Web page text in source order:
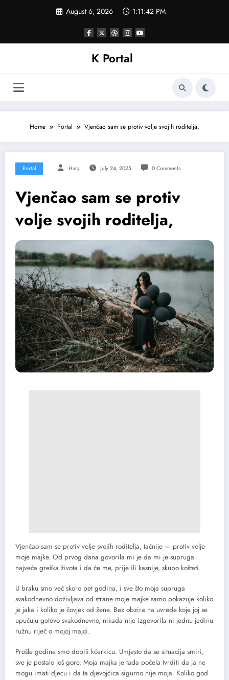
August 6, 2026 1:11:45 PM
K Portal
Home Portal Vjenčao sam se protiv volje svojih roditelja,
Portal Hary July 24, 2025 0 Comments
Vjenčao sam se protiv
volje svojih roditelja,
Vjenčao sam se protiv volje svojih roditelja, tačnije — protiv volje
moje majke. Od prvog dana govorila mi je da mi je supruga
najveća greška života i da će me, prije ili kasnije, skupo koštati.
U braku smo već skoro pet godina, i sve što moja supruga
svakodnevno doživljava od strane moje majke samo pokazuje koliko
je jaka i koliko je čovjek od žene. Bez obzira na uvrede koje joj se
upućuju gotovo svakodnevno, nikada nije izgovorila ni jednu jedinu
ružnu riječ o mojoj majci.
Prošle godine smo dobili kćerkicu. Umjesto da se situacija smiri,
sve je postalo još gore. Moja majka je tada počela tvrditi da ja ne
mogu imati djecu i da ta djevojčica sigurno nije moja. Koliko god